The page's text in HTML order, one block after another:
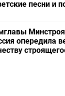
песни и
Минстроя
опередила